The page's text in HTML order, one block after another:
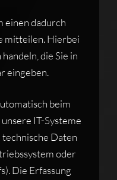
einen dadurch
mitteilen. Hierbei
die Sie in
eingeben.
beim
IT-Systeme
technische Daten
oder
Die Erfassung